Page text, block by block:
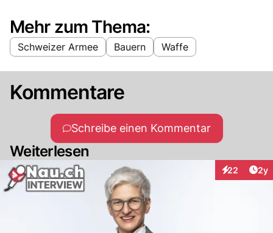
Mehr zum Thema:
Schweizer Armee Bauern Waffe
Kommentare
Schreibe einen Kommentar
Weiterlesen
22
Interaktionen
2y